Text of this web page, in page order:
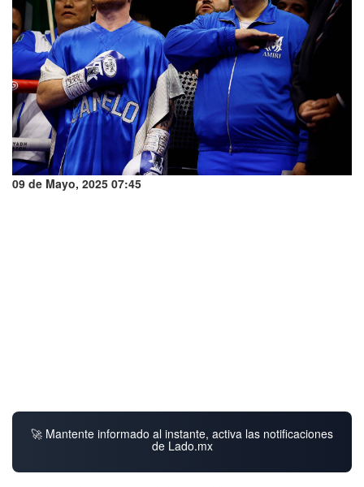
09 de Mayo, 2025 07:45
🚀 Mantente informado al instante, activa las notificaciones
de Lado.mx